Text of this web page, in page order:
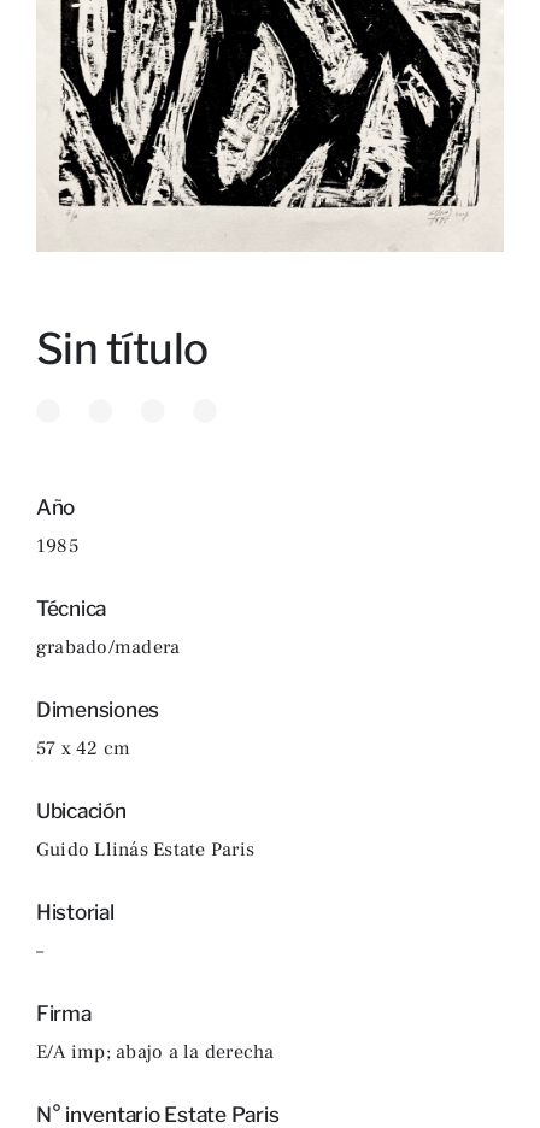
Sin título
Año
1985
Técnica
grabado/madera
Dimensiones
57 x 42 cm
Ubicación
Guido Llinás Estate Paris
Historial
–
Firma
E/A imp; abajo a la derecha
N° inventario Estate Paris